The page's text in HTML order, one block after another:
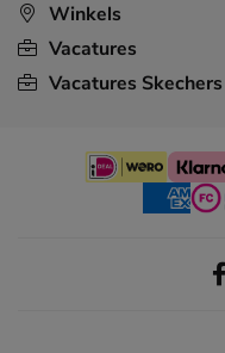
Winkels
Vacatures
Vacatures Skechers